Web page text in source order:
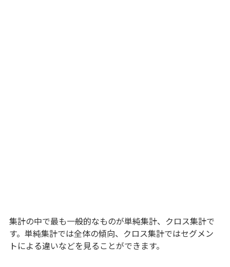
集計の中で最も一般的なものが単純集計、クロス集計で
す。単純集計では全体の傾向、クロス集計ではセグメン
トによる違いなどを見ることができます。